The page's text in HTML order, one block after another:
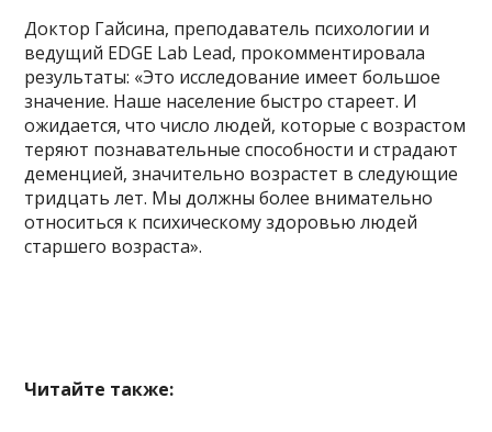
Доктор Гайсина, преподаватель психологии и
ведущий EDGE Lab Lead, прокомментировала
результаты: «Это исследование имеет большое
значение. Наше население быстро стареет. И
ожидается, что число людей, которые с возрастом
теряют познавательные способности и страдают
деменцией, значительно возрастет в следующие
тридцать лет. Мы должны более внимательно
относиться к психическому здоровью людей
старшего возраста».
Читайте также: